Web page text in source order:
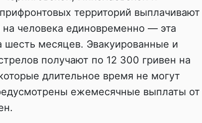
территорий выплачивают
на человека единовременно — эта
шесть месяцев. Эвакуированные и
получают по 12 300 гривен на
длительное время не могут
ежемесячные выплаты от